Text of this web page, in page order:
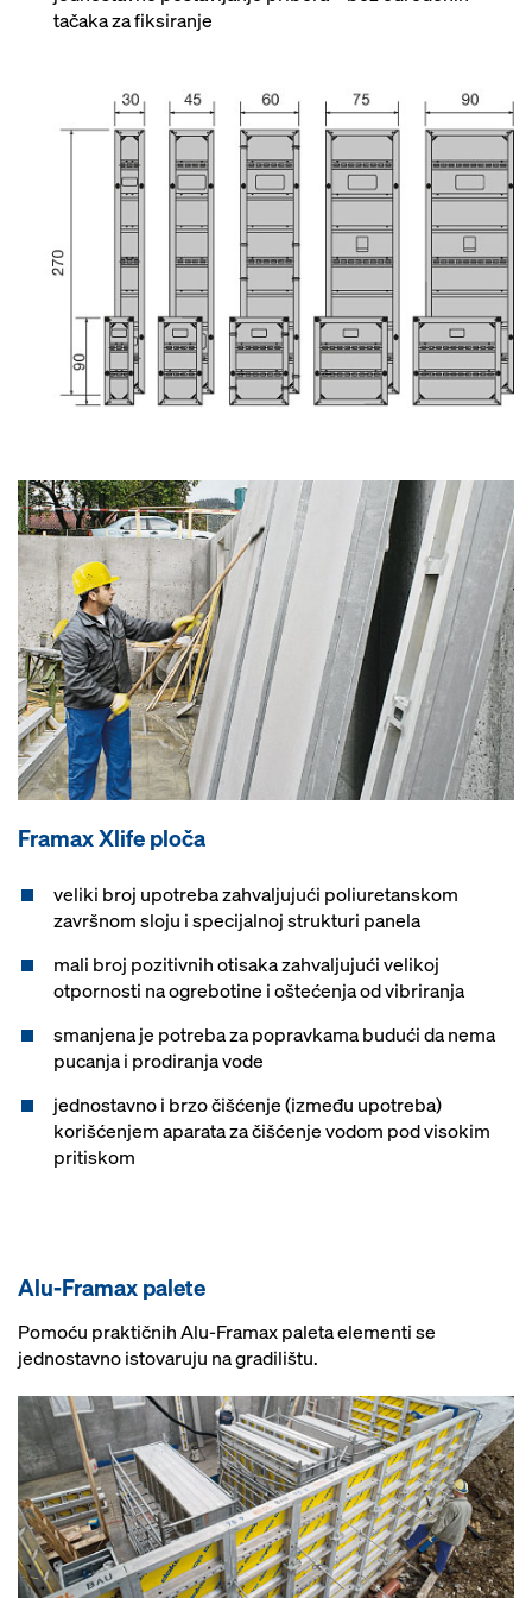
tačaka za fiksiranje
Framax Xlife ploča
veliki broj upotreba zahvaljujući poliuretanskom
završnom sloju i specijalnoj strukturi panela
mali broj pozitivnih otisaka zahvaljujući velikoj
otpornosti na ogrebotine i oštećenja od vibriranja
smanjena je potreba za popravkama budući da nema
pucanja i prodiranja vode
jednostavno i brzo čišćenje (između upotreba)
korišćenjem aparata za čišćenje vodom pod visokim
pritiskom
Alu-Framax palete
Pomoću praktičnih Alu-Framax paleta elementi se
jednostavno istovaruju na gradilištu.